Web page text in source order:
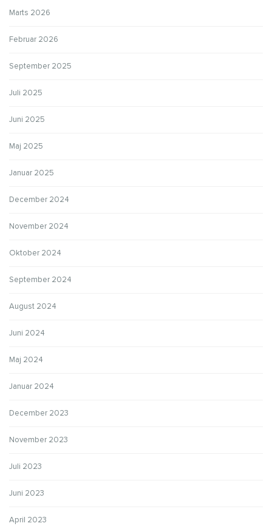
Marts 2026
Februar 2026
September 2025
Juli 2025
Juni 2025
Maj 2025
Januar 2025
December 2024
November 2024
Oktober 2024
September 2024
August 2024
Juni 2024
Maj 2024
Januar 2024
December 2023
November 2023
Juli 2023
Juni 2023
April 2023